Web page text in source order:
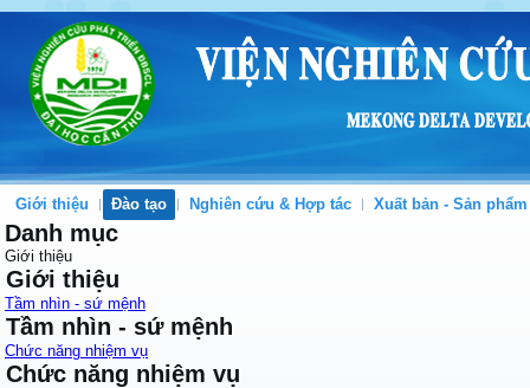
Giới thiệu Đào tạo Nghiên cứu & Hợp tác Xuất bản - Sản phẩm
Danh mục
Giới thiệu
Giới thiệu
Tầm nhìn - sứ mệnh
Tầm nhìn - sứ mệnh
Chức năng nhiệm vụ
Chức năng nhiệm vụ